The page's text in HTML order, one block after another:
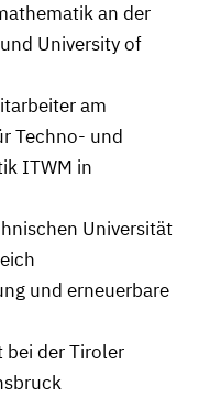
an der
University of
am
Techno- und
ITWM in
Universität
und erneuerbare
bei der Tiroler